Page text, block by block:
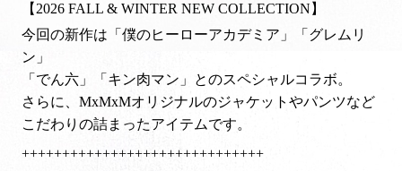
【2026 FALL & WINTER NEW COLLECTION】
今回の新作は 「僕のヒーローアカデミア」「グレムリ
ン」
「でん六」「キン肉マン」
とのスペシャルコラボ。
さらに、MxMxMオリジナルのジャケットやパンツなど
こだわりの詰まったアイテムです。
++++++++++++++++++++++++++++++